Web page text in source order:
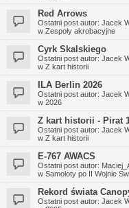
Red Arrows
Ostatni post autor: Jacek
w Zespoły akrobacyjne
Cyrk Skalskiego
Ostatni post autor: Jacek
w Z kart historii
ILA Berlin 2026
Ostatni post autor: Jacek
w 2026
Z kart historii - Pirat
Ostatni post autor: Jacek
w Z kart historii
E-767 AWACS
Ostatni post autor:
w Samoloty po II Wojnie
Rekord świata
Ostatni post autor: Jacek